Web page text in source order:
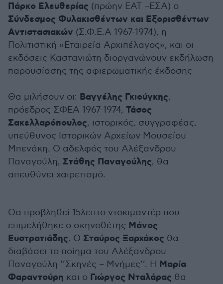
Πάρκο Ελευθερίας (πρώην ΕΑΤ –ΕΣΑ) o
Σύνδεσμος Φυλακισθέντων και Εξορισθέντων
Αντιστασιακών (Σ.Φ.Ε.Α 1967-1974), η
Πολιτιστική «Εταιρεία Αρχιπέλαγος», και οι
εκδόσεις Καστανιώτη διοργανώνουν εκδήλωση
παρουσίασης της αφιερωματικής έκδοσης
Θα μιλήσουν οι: Βαγγέλης Γκιούγκης,
πρόεδρος ΣΦΕΑ 1967-1974, Τάσος
Σακελλαρόπουλος, ιστορικός, συγγραφέας,
υπεύθυνος Ιστορικών Αρχείων Μουσείου
Μπενάκη. Ο αδελφός του Αλέξανδρου
Παναγούλη, Στάθης Παναγούλης, θα
απευθύνει χαιρετισμό.
Θα προβληθεί 15λεπτο ντοκιμαντέρ που
επιμελήθηκε ο σκηνοθέτης Μάνος
Ευστρατιάδης. Ο Σταύρος Ξαρχάκος θα
διαβάσει το ποίημα του Αλέξανδρου
Παναγούλη ‘’Σκηνές – Μνήμες’’. Η Μαρία
Φαραντούρη και ο Γιώργος Νταλάρας θα